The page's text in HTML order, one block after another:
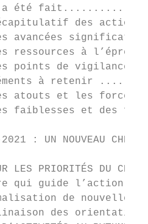
été
des
avancées
ressources à
points de
à retenir
atouts et les forces
faiblesses et des
2021 : UN
LES PRIORITÉS DU
qui guide l’action
de nouvelles
des